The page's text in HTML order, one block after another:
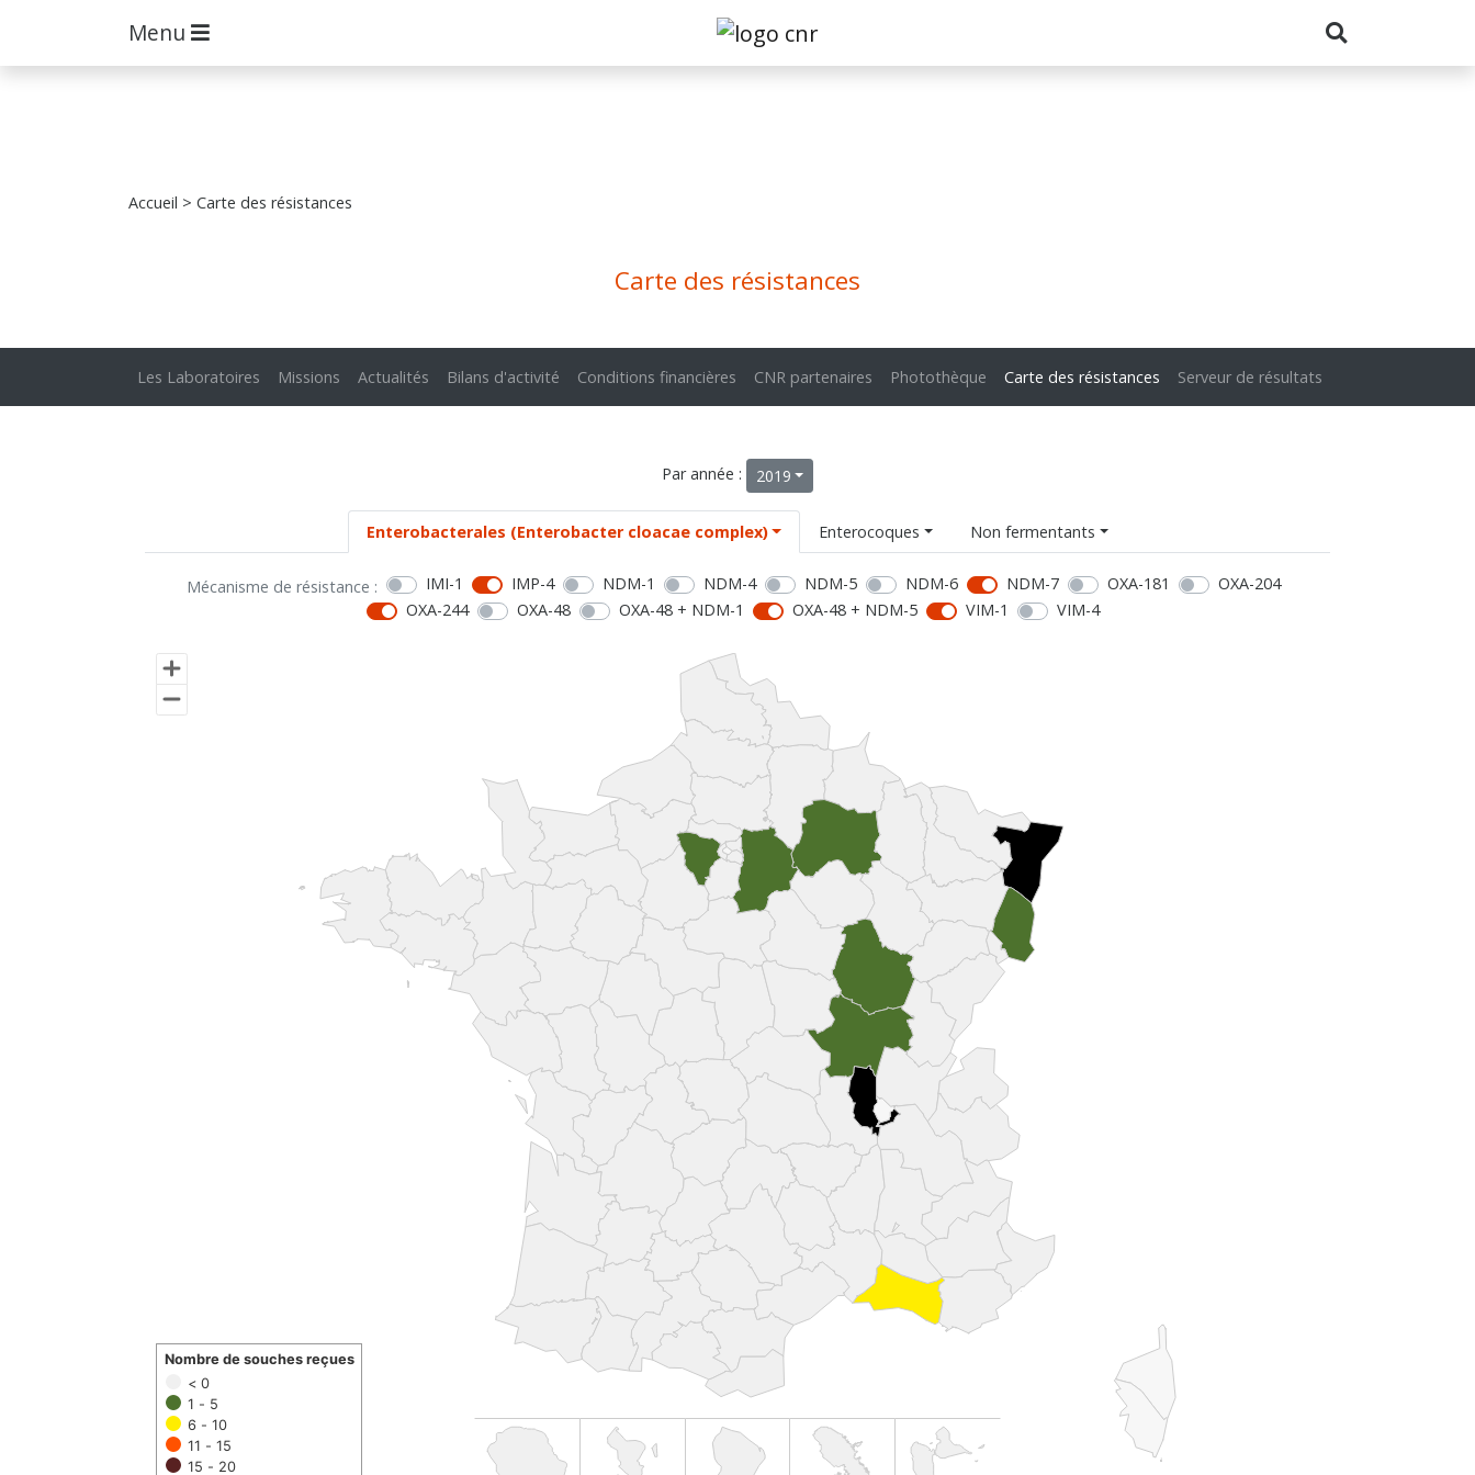
Menu
Accueil > Carte des résistances
Carte des résistances
Les Laboratoires Missions Actualités Bilans d'activité Conditions financières CNR partenaires Photothèque Carte des résistances Serveur de résultats
Par année : 2019
Enterobacterales (Enterobacter cloacae complex) Enterocoques Non fermentants
Mécanisme de résistance : IMI-1 IMP-4 NDM-1 NDM-4 NDM-5 NDM-6 NDM-7 OXA-181
OXA-204
OXA-244
OXA-48 OXA-48 + NDM-1 OXA-48 + NDM-5 VIM-1 VIM-4
< 0
1 - 5
6 - 10
11 - 15
15 - 20
Nombre de souches reçues